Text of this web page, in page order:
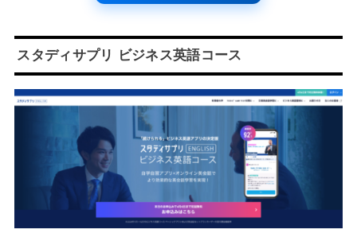
スタディサプリ ビジネス英語コース